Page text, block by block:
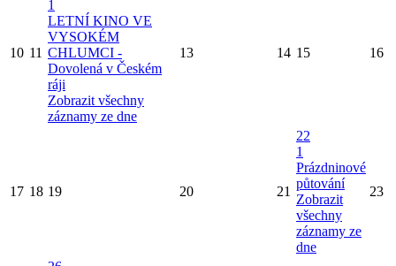
10 11
1
LETNÍ KINO VE
VYSOKÉM
CHLUMCI -
Dovolená v Českém
ráji
Zobrazit všechny
záznamy ze dne
13 14 15 16
17 18 19 20 21
22
1
Prázdninové
půtování
Zobrazit
všechny
záznamy ze
dne
23